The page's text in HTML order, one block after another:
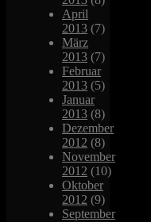
April
2013 (7)
März
2013 (7)
Februar
2013 (5)
Januar
2013 (8)
Dezember
2012 (8)
November
2012 (10)
Oktober
2012 (9)
September